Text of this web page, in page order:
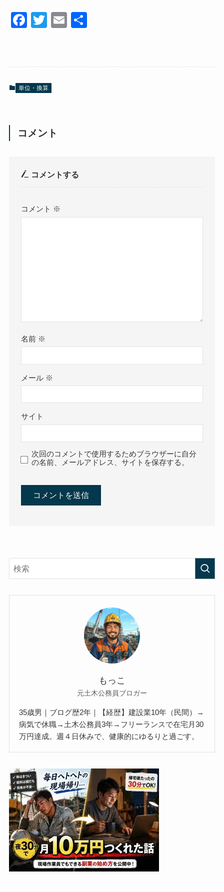
F
e
b
k
T
er
E
単位・換算
コメント
コメントする
コメント ※
名前 ※
メール ※
サイト
次回のコメントで使用するためブラウザーに自分
の名前、メールアドレス、サイトを保存する。
もっこ
元土木公務員ブロガー
35歳男｜ブログ歴2年｜【経歴】建設業10年（民間）→
病気で休職→土木公務員3年→フリーランスで在宅月30
万円達成。週４日休みで、健康的にゆるりと過ごす。